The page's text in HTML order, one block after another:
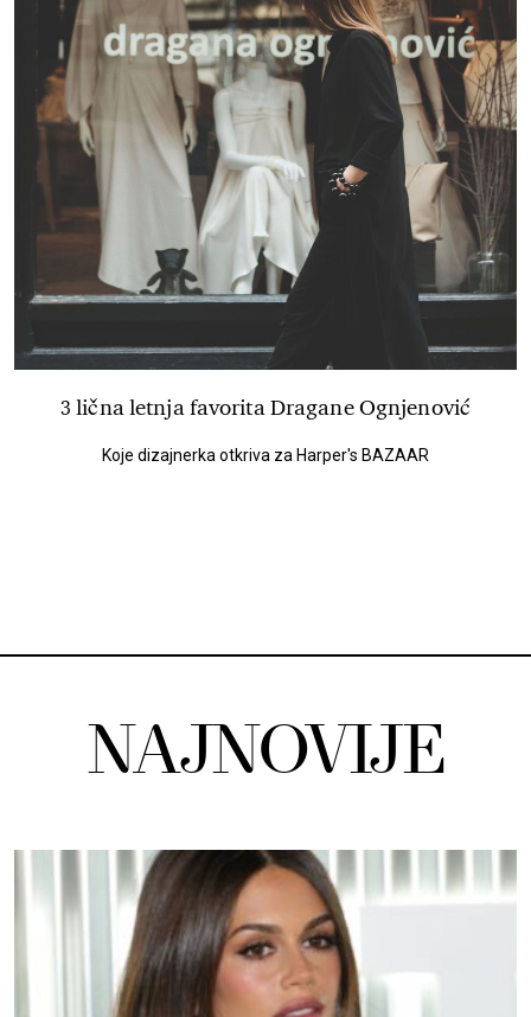
3 lična letnja favorita Dragane Ognjenović
Koje dizajnerka otkriva za Harper's BAZAAR
NAJNOVIJE